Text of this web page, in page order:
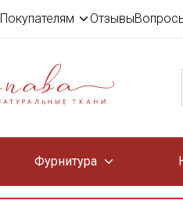
Покупателям Отзывы
Фурнитура